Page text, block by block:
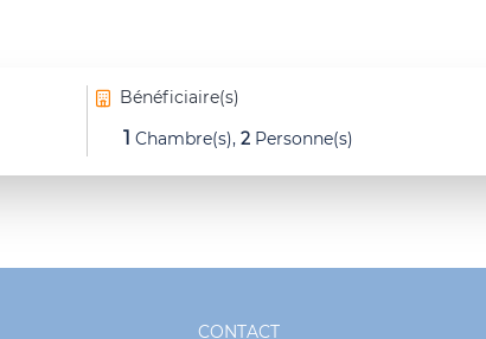
Bénéficiaire(s)
1 Chambre(s), 2 Personne(s)
CONTACT